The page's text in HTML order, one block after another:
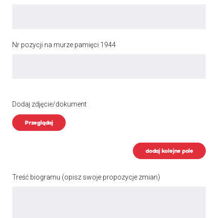
Nr pozycji na murze pamięci 1944
Dodaj zdjęcie/dokument
Przeglądaj
dodaj kolejne pole
Treść biogramu (opisz swoje propozycje zmian)